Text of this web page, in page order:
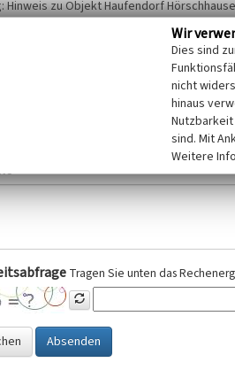
Sie um freiwillige Angabe Ihres Namens
werden diese entsprechend der
(EU-DSGVO)
Tragen Sie unten das
Absenden
Wir
Dies sind
nicht
hinaus
sind. Mit
Weitere